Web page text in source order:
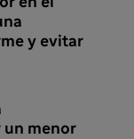
y evitar
menor